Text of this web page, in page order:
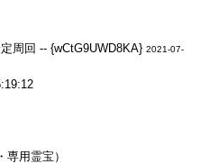
周回 -- {wCtG9UWD8KA} 2021-07-
用霊宝）